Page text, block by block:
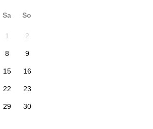
Sa So
1 2
8 9
15 16
22 23
29 30